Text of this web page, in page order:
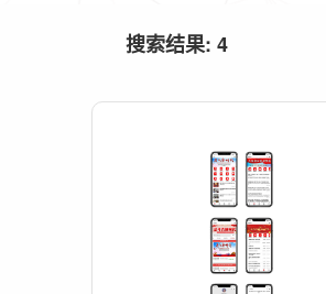
搜索结果: 4